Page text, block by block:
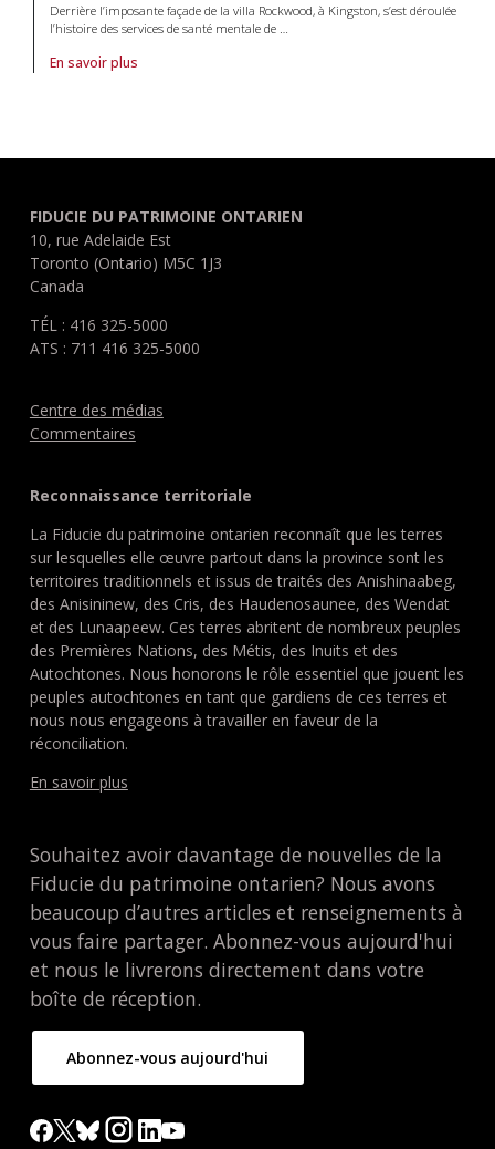
Derrière l’imposante façade de la villa Rockwood, à Kingston, s’est déroulée
l’histoire des services de santé mentale de
En savoir plus
À propos de article L'histoire de Rockwood
FIDUCIE DU PATRIMOINE ONTARIEN
10, rue Adelaide Est
Toronto (Ontario) M5C 1J3
Canada
TÉL : 416 325-5000
ATS : 711 416 325-5000
Centre des médias
Commentaires
Reconnaissance territoriale
La Fiducie du patrimoine ontarien reconnaît que les terres
sur lesquelles elle œuvre partout dans la province sont les
territoires traditionnels et issus de traités des Anishinaabeg,
des Anisininew, des Cris, des Haudenosaunee, des Wendat
et des Lunaapeew. Ces terres abritent de nombreux peuples
des Premières Nations, des Métis, des Inuits et des
Autochtones. Nous honorons le rôle essentiel que jouent les
peuples autochtones en tant que gardiens de ces terres et
nous nous engageons à travailler en faveur de la
réconciliation.
En savoir plus
Souhaitez avoir davantage de nouvelles de la
Fiducie du patrimoine ontarien? Nous avons
beaucoup d’autres articles et renseignements à
vous faire partager. Abonnez-vous aujourd'hui
et nous le livrerons directement dans votre
boîte de réception.
Abonnez-vous aujourd'hui